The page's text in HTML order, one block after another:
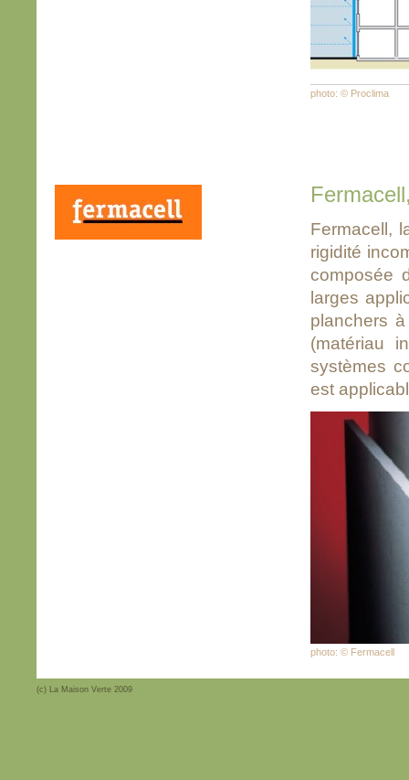
photo: © Proclima
Fermacell,
rigidité
composée
larges
planchers
(matériau
systèmes
est
photo: © Fermacell
(c) La Maison Verte 2009